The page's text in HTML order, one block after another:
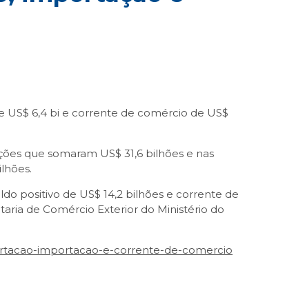
US$ 6,4 bi e corrente de comércio de US$
que somaram US$ 31,6 bilhões e nas
positivo de US$ 14,2 bilhões e corrente de
de Comércio Exterior do Ministério do
importacao-e-corrente-de-comercio